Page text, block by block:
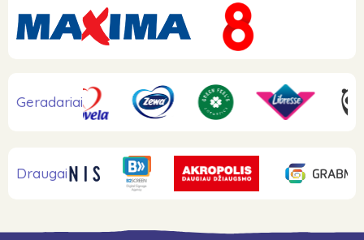
Geradariai
Draugai